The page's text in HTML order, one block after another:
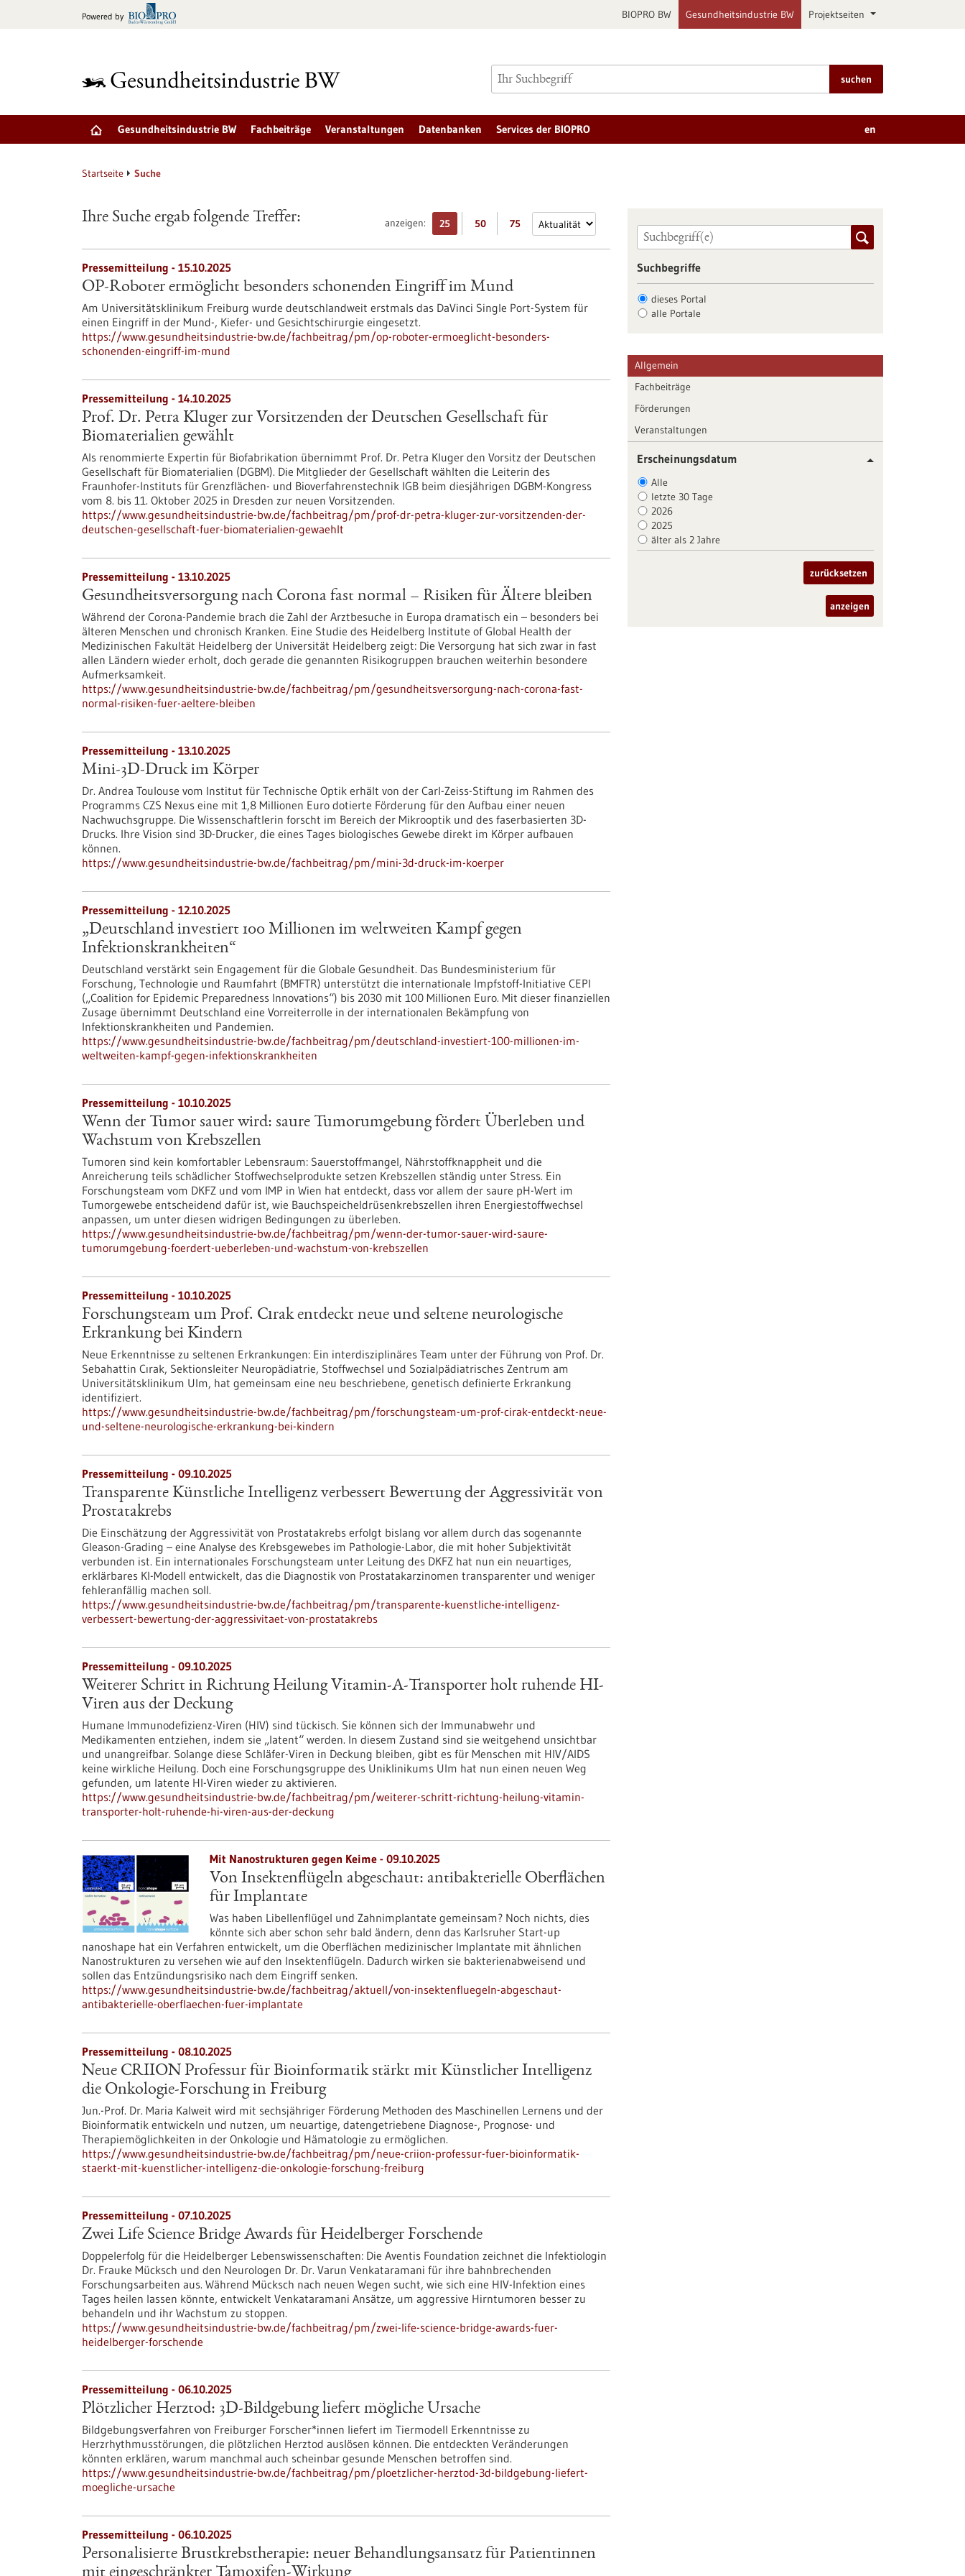
Powered by BIOPRO BW Gesundheitsindustrie BW Projektseiten
suchen
Gesundheitsindustrie BW Fachbeiträge Veranstaltungen Datenbanken Services der BIOPRO en
Startseite Suche
anzeigen: 25 50 75
Ihre Suche ergab folgende Treffer:
Pressemitteilung - 15.10.2025
OP-Roboter ermöglicht besonders schonenden Eingriff im Mund
Am Universitätsklinikum Freiburg wurde deutschlandweit erstmals das DaVinci Single Port-System für
einen Eingriff in der Mund-, Kiefer- und Gesichtschirurgie eingesetzt.
https://www.gesundheitsindustrie-bw.de/fachbeitrag/pm/op-roboter-ermoeglicht-besonders-
schonenden-eingriff-im-mund
Pressemitteilung - 14.10.2025
Prof. Dr. Petra Kluger zur Vorsitzenden der Deutschen Gesellschaft für
Biomaterialien gewählt
Als renommierte Expertin für Biofabrikation übernimmt Prof. Dr. Petra Kluger den Vorsitz der Deutschen
Gesellschaft für Biomaterialien (DGBM). Die Mitglieder der Gesellschaft wählten die Leiterin des
Fraunhofer-Instituts für Grenzflächen- und Bioverfahrenstechnik IGB beim diesjährigen DGBM-Kongress
vom 8. bis 11. Oktober 2025 in Dresden zur neuen Vorsitzenden.
https://www.gesundheitsindustrie-bw.de/fachbeitrag/pm/prof-dr-petra-kluger-zur-vorsitzenden-der-
deutschen-gesellschaft-fuer-biomaterialien-gewaehlt
Pressemitteilung - 13.10.2025
Gesundheitsversorgung nach Corona fast normal – Risiken für Ältere bleiben
Während der Corona-Pandemie brach die Zahl der Arztbesuche in Europa dramatisch ein – besonders bei
älteren Menschen und chronisch Kranken. Eine Studie des Heidelberg Institute of Global Health der
Medizinischen Fakultät Heidelberg der Universität Heidelberg zeigt: Die Versorgung hat sich zwar in fast
allen Ländern wieder erholt, doch gerade die genannten Risikogruppen brauchen weiterhin besondere
Aufmerksamkeit.
https://www.gesundheitsindustrie-bw.de/fachbeitrag/pm/gesundheitsversorgung-nach-corona-fast-
normal-risiken-fuer-aeltere-bleiben
Pressemitteilung - 13.10.2025
Mini-3D-Druck im Körper
Dr. Andrea Toulouse vom Institut für Technische Optik erhält von der Carl-Zeiss-Stiftung im Rahmen des
Programms CZS Nexus eine mit 1,8 Millionen Euro dotierte Förderung für den Aufbau einer neuen
Nachwuchsgruppe. Die Wissenschaftlerin forscht im Bereich der Mikrooptik und des faserbasierten 3D-
Drucks. Ihre Vision sind 3D-Drucker, die eines Tages biologisches Gewebe direkt im Körper aufbauen
können.
https://www.gesundheitsindustrie-bw.de/fachbeitrag/pm/mini-3d-druck-im-koerper
Pressemitteilung - 12.10.2025
„Deutschland investiert 100 Millionen im weltweiten Kampf gegen
Infektionskrankheiten“
Deutschland verstärkt sein Engagement für die Globale Gesundheit. Das Bundesministerium für
Forschung, Technologie und Raumfahrt (BMFTR) unterstützt die internationale Impfstoff-Initiative CEPI
(„Coalition for Epidemic Preparedness Innovations“) bis 2030 mit 100 Millionen Euro. Mit dieser finanziellen
Zusage übernimmt Deutschland eine Vorreiterrolle in der internationalen Bekämpfung von
Infektionskrankheiten und Pandemien.
https://www.gesundheitsindustrie-bw.de/fachbeitrag/pm/deutschland-investiert-100-millionen-im-
weltweiten-kampf-gegen-infektionskrankheiten
Pressemitteilung - 10.10.2025
Wenn der Tumor sauer wird: saure Tumorumgebung fördert Überleben und
Wachstum von Krebszellen
Tumoren sind kein komfortabler Lebensraum: Sauerstoffmangel, Nährstoffknappheit und die
Anreicherung teils schädlicher Stoffwechselprodukte setzen Krebszellen ständig unter Stress. Ein
Forschungsteam vom DKFZ und vom IMP in Wien hat entdeckt, dass vor allem der saure pH-Wert im
Tumorgewebe entscheidend dafür ist, wie Bauchspeicheldrüsenkrebszellen ihren Energiestoffwechsel
anpassen, um unter diesen widrigen Bedingungen zu überleben.
https://www.gesundheitsindustrie-bw.de/fachbeitrag/pm/wenn-der-tumor-sauer-wird-saure-
tumorumgebung-foerdert-ueberleben-und-wachstum-von-krebszellen
Pressemitteilung - 10.10.2025
Forschungsteam um Prof. Cırak entdeckt neue und seltene neurologische
Erkrankung bei Kindern
Neue Erkenntnisse zu seltenen Erkrankungen: Ein interdisziplinäres Team unter der Führung von Prof. Dr.
Sebahattin Cırak, Sektionsleiter Neuropädiatrie, Stoffwechsel und Sozialpädiatrisches Zentrum am
Universitätsklinikum Ulm, hat gemeinsam eine neu beschriebene, genetisch definierte Erkrankung
identifiziert.
https://www.gesundheitsindustrie-bw.de/fachbeitrag/pm/forschungsteam-um-prof-cirak-entdeckt-neue-
und-seltene-neurologische-erkrankung-bei-kindern
Pressemitteilung - 09.10.2025
Transparente Künstliche Intelligenz verbessert Bewertung der Aggressivität von
Prostatakrebs
Die Einschätzung der Aggressivität von Prostatakrebs erfolgt bislang vor allem durch das sogenannte
Gleason-Grading – eine Analyse des Krebsgewebes im Pathologie-Labor, die mit hoher Subjektivität
verbunden ist. Ein internationales Forschungsteam unter Leitung des DKFZ hat nun ein neuartiges,
erklärbares KI-Modell entwickelt, das die Diagnostik von Prostatakarzinomen transparenter und weniger
fehleranfällig machen soll.
https://www.gesundheitsindustrie-bw.de/fachbeitrag/pm/transparente-kuenstliche-intelligenz-
verbessert-bewertung-der-aggressivitaet-von-prostatakrebs
Pressemitteilung - 09.10.2025
Weiterer Schritt in Richtung Heilung Vitamin-A-Transporter holt ruhende HI-
Viren aus der Deckung
Humane Immunodefizienz-Viren (HIV) sind tückisch. Sie können sich der Immunabwehr und
Medikamenten entziehen, indem sie „latent“ werden. In diesem Zustand sind sie weitgehend unsichtbar
und unangreifbar. Solange diese Schläfer-Viren in Deckung bleiben, gibt es für Menschen mit HIV/AIDS
keine wirkliche Heilung. Doch eine Forschungsgruppe des Uniklinikums Ulm hat nun einen neuen Weg
gefunden, um latente HI-Viren wieder zu aktivieren.
https://www.gesundheitsindustrie-bw.de/fachbeitrag/pm/weiterer-schritt-richtung-heilung-vitamin-
transporter-holt-ruhende-hi-viren-aus-der-deckung
Mit Nanostrukturen gegen Keime - 09.10.2025
Von Insektenflügeln abgeschaut: antibakterielle Oberflächen
für Implantate
Was haben Libellenflügel und Zahnimplantate gemeinsam? Noch nichts, dies
könnte sich aber schon sehr bald ändern, denn das Karlsruher Start-up
nanoshape hat ein Verfahren entwickelt, um die Oberflächen medizinischer Implantate mit ähnlichen
Nanostrukturen zu versehen wie auf den Insektenflügeln. Dadurch wirken sie bakterienabweisend und
sollen das Entzündungsrisiko nach dem Eingriff senken.
https://www.gesundheitsindustrie-bw.de/fachbeitrag/aktuell/von-insektenfluegeln-abgeschaut-
antibakterielle-oberflaechen-fuer-implantate
Pressemitteilung - 08.10.2025
Neue CRIION Professur für Bioinformatik stärkt mit Künstlicher Intelligenz
die Onkologie-Forschung in Freiburg
Jun.-Prof. Dr. Maria Kalweit wird mit sechsjähriger Förderung Methoden des Maschinellen Lernens und der
Bioinformatik entwickeln und nutzen, um neuartige, datengetriebene Diagnose-, Prognose- und
Therapiemöglichkeiten in der Onkologie und Hämatologie zu ermöglichen.
https://www.gesundheitsindustrie-bw.de/fachbeitrag/pm/neue-criion-professur-fuer-bioinformatik-
staerkt-mit-kuenstlicher-intelligenz-die-onkologie-forschung-freiburg
Pressemitteilung - 07.10.2025
Zwei Life Science Bridge Awards für Heidelberger Forschende
Doppelerfolg für die Heidelberger Lebenswissenschaften: Die Aventis Foundation zeichnet die Infektiologin
Dr. Frauke Mücksch und den Neurologen Dr. Dr. Varun Venkataramani für ihre bahnbrechenden
Forschungsarbeiten aus. Während Mücksch nach neuen Wegen sucht, wie sich eine HIV-Infektion eines
Tages heilen lassen könnte, entwickelt Venkataramani Ansätze, um aggressive Hirntumoren besser zu
behandeln und ihr Wachstum zu stoppen.
https://www.gesundheitsindustrie-bw.de/fachbeitrag/pm/zwei-life-science-bridge-awards-fuer-
heidelberger-forschende
Pressemitteilung - 06.10.2025
Plötzlicher Herztod: 3D-Bildgebung liefert mögliche Ursache
Bildgebungsverfahren von Freiburger Forscher*innen liefert im Tiermodell Erkenntnisse zu
Herzrhythmusstörungen, die plötzlichen Herztod auslösen können. Die entdeckten Veränderungen
könnten erklären, warum manchmal auch scheinbar gesunde Menschen betroffen sind.
https://www.gesundheitsindustrie-bw.de/fachbeitrag/pm/ploetzlicher-herztod-3d-bildgebung-liefert-
moegliche-ursache
Pressemitteilung - 06.10.2025
Personalisierte Brustkrebstherapie: neuer Behandlungsansatz für Patientinnen
Suchbegriffe
dieses Portal
alle Portale
Allgemein
Fachbeiträge
Förderungen
Veranstaltungen
Erscheinungsdatum
Alle
letzte 30 Tage
2026
2025
älter als 2 Jahre
zurücksetzen
anzeigen